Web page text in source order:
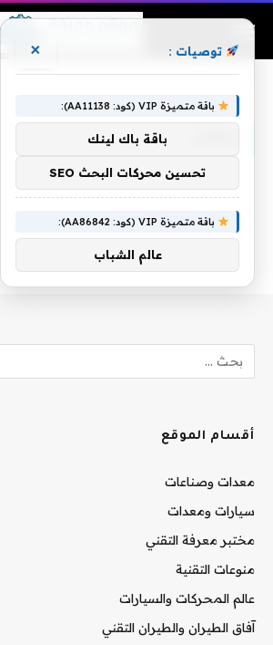
أقسام الموقع
معدات وصناعات
سيارات ومعدات
مختبر معرفة التقني
منوعات التقنية
عالم المحركات والسيارات
آفاق الطيران والطيران التقني
توصيات : ×
باقة متميزة VIP (كود: AA11138):
باقة باك لينك
تحسين محركات البحث SEO
باقة متميزة VIP (كود: AA86842):
عالم الشباب